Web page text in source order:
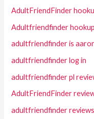
AdultFriendFinder
Adultfriendfinder
adultfriendfinder is
adultfriendfinder log in
adultfriendfinder pl
AdultFriendFinder
adultfriendfinder reviews